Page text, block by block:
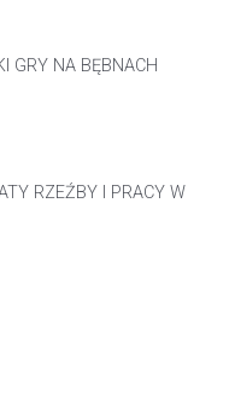
GRY NA BĘBNACH
RZEŹBY I PRACY W